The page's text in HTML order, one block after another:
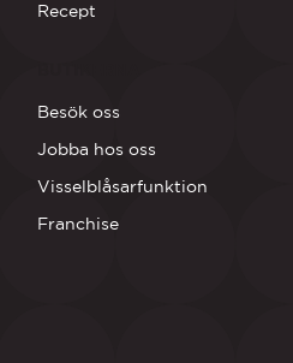
Recept
Besök oss
Jobba hos oss
Visselblåsarfunktion
Franchise